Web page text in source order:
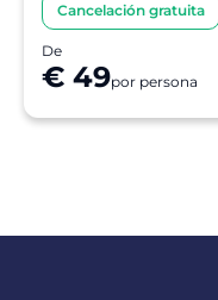
Cancelación gratuita
De
€ 49por persona